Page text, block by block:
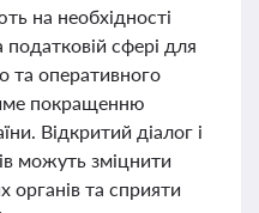
на необхідності
сфері для
та оперативного
покращенню
Відкритий діалог і
можуть зміцнити
органів та сприяти